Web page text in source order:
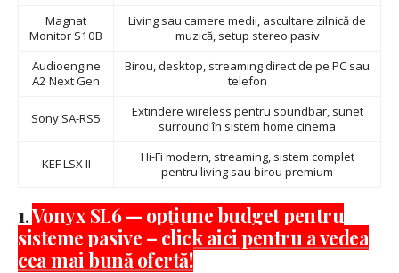
Magnat
Monitor S10B
Living sau camere medii, ascultare zilnică de
muzică, setup stereo pasiv
Audioengine
A2 Next Gen
Birou, desktop, streaming direct de pe PC sau
telefon
Sony SA-RS5
Extindere wireless pentru soundbar, sunet
surround în sistem home cinema
KEF LSX II
Hi-Fi modern, streaming, sistem complet
pentru living sau birou premium
1.Vonyx SL6 — opțiune budget pentru
sisteme pasive – click aici pentru a vedea
cea mai bună ofertă!